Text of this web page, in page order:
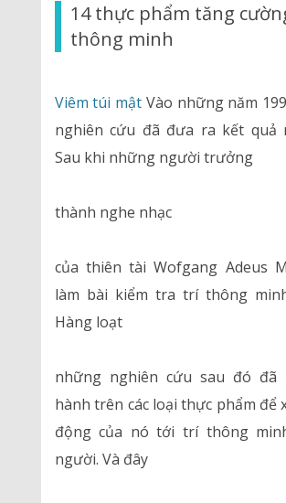
14 thực phẩm tăng
thông minh
Viêm túi mật Vào những năm
nghiên cứu đã đưa ra kết quả
Sau khi những người trưởng
thành nghe nhạc
của thiên tài Wofgang Adeus
làm bài kiểm tra trí thông
Hàng loạt
những nghiên cứu sau đó đã
hành trên các loại thực phẩm để
động của nó tới trí thông
người. Và đây